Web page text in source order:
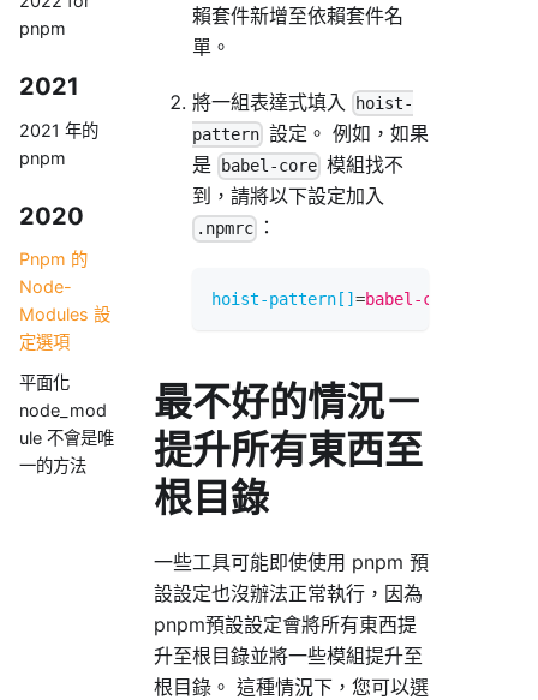
pnpm
2021
2021 年的
pnpm
2020
Pnpm 的
Node-
Modules 設
定選項
平面化
node_mod
ule 不會是唯
一的方法
賴套件新增至依賴套件名
單。
將一組表達式填入
hoist-
pattern 設定。 例如，如果
是
babel-core 模組找不
到，請將以下設定加入
.npmrc ：
hoist-pattern[]=babel-core
最不好的情況－
提升所有東西至
根目錄
一些工具可能即使使用 pnpm 預
設設定也沒辦法正常執行，因為
pnpm預設設定會將所有東西提
升至根目錄並將一些模組提升至
根目錄。 這種情況下，您可以選